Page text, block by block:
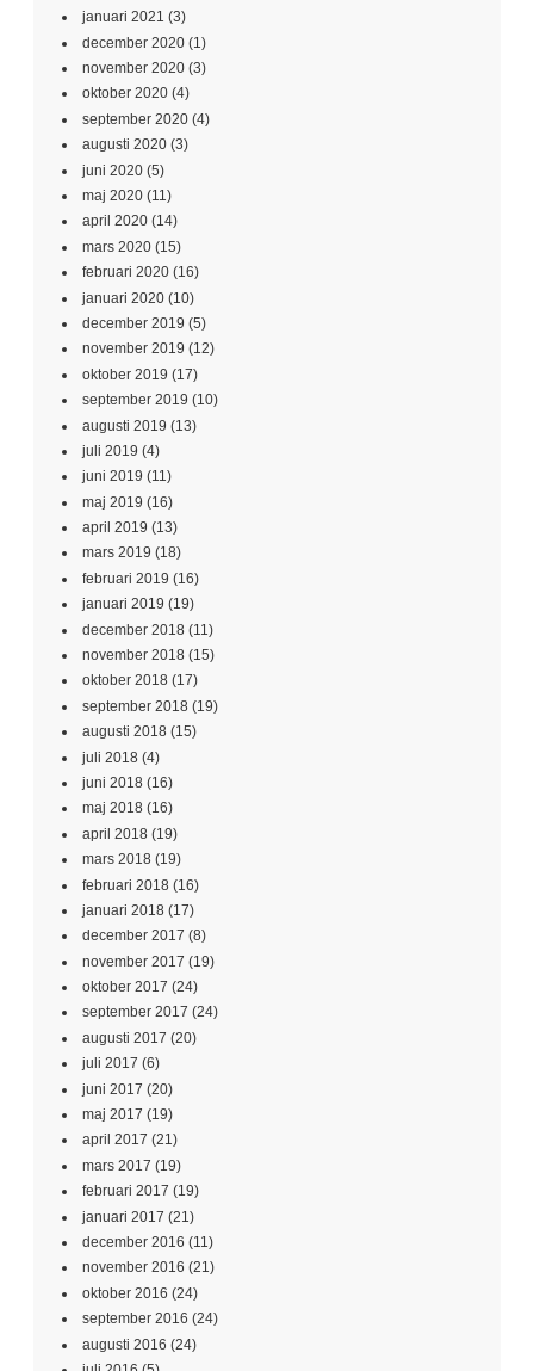
januari 2021 (3)
december 2020 (1)
november 2020 (3)
oktober 2020 (4)
september 2020 (4)
augusti 2020 (3)
juni 2020 (5)
maj 2020 (11)
april 2020 (14)
mars 2020 (15)
februari 2020 (16)
januari 2020 (10)
december 2019 (5)
november 2019 (12)
oktober 2019 (17)
september 2019 (10)
augusti 2019 (13)
juli 2019 (4)
juni 2019 (11)
maj 2019 (16)
april 2019 (13)
mars 2019 (18)
februari 2019 (16)
januari 2019 (19)
december 2018 (11)
november 2018 (15)
oktober 2018 (17)
september 2018 (19)
augusti 2018 (15)
juli 2018 (4)
juni 2018 (16)
maj 2018 (16)
april 2018 (19)
mars 2018 (19)
februari 2018 (16)
januari 2018 (17)
december 2017 (8)
november 2017 (19)
oktober 2017 (24)
september 2017 (24)
augusti 2017 (20)
juli 2017 (6)
juni 2017 (20)
maj 2017 (19)
april 2017 (21)
mars 2017 (19)
februari 2017 (19)
januari 2017 (21)
december 2016 (11)
november 2016 (21)
oktober 2016 (24)
september 2016 (24)
augusti 2016 (24)